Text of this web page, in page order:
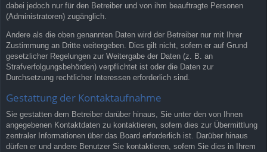
dabei jedoch nur für den Betreiber und von ihm beauftragte Personen
(Administratoren) zugänglich.
Andere als die oben genannten Daten wird der Betreiber nur mit Ihrer
Zustimmung an Dritte weitergeben. Dies gilt nicht, sofern er auf Grund
gesetzlicher Regelungen zur Weitergabe der Daten (z. B. an
Strafverfolgungsbehörden) verpflichtet ist oder die Daten zur
Durchsetzung rechtlicher Interessen erforderlich sind.
Gestattung der Kontaktaufnahme
Sie gestatten dem Betreiber darüber hinaus, Sie unter den von Ihnen
angegebenen Kontaktdaten zu kontaktieren, sofern dies zur Übermittlung
zentraler Informationen über das Board erforderlich ist. Darüber hinaus
dürfen er und andere Benutzer Sie kontaktieren, sofern Sie dies in Ihrem